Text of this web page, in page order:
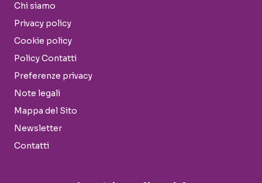
Chi siamo
Privacy policy
Cookie policy
Policy Contatti
Preferenze privacy
Note legali
Mappa del Sito
Newsletter
Contatti